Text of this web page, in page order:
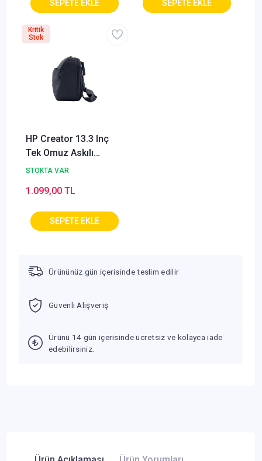
HP Creator 13.3 Inç
Tek Omuz Askılı
Notebook Çantası
STOKTA VAR
1.099,00 TL
Kritik
Stok
Ürününüz gün içerisinde teslim edilir
Güvenli Alışveriş
Ürünü 14 gün içerisinde ücretsiz ve kolayca iade
edebilirsiniz.